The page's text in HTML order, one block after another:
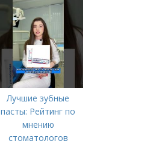
Лучшие зубные
пасты: Рейтинг по
мнению
стоматологов